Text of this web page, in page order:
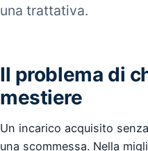
una trattativa.
Il problema di
mestiere
Un incarico acquisito
una scommessa. Nella